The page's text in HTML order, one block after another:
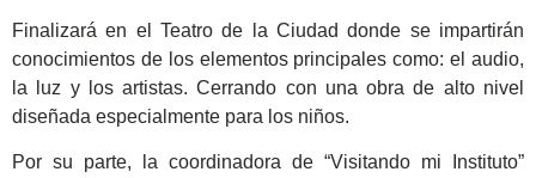
Finalizará en el Teatro de la Ciudad donde se impartirán
conocimientos de los elementos principales como: el audio,
la luz y los artistas. Cerrando con una obra de alto nivel
diseñada especialmente para los niños.
Por su parte, la coordinadora de “Visitando mi Instituto”